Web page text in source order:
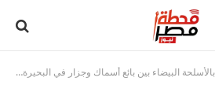
البيضاء بين بائع أسماك وجزار في البحيرة.. والأمن يضبط المتهمين